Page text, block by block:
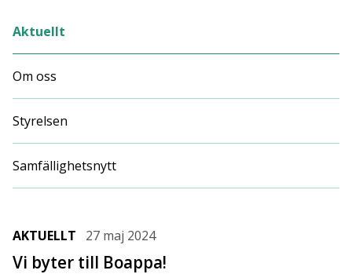
Aktuellt
Om oss
Styrelsen
Samfällighetsnytt
AKTUELLT 27 maj 2024
Vi byter till Boappa!